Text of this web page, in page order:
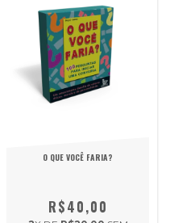
O QUE VOCÊ FARIA?
R$40,00